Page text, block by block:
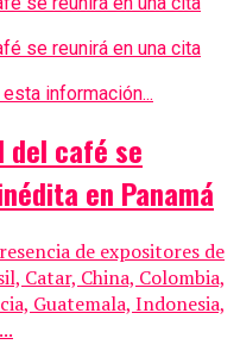
información...
del café se
en Panamá
de expositores de
Catar, China, Colombia,
Guatemala, Indonesia,